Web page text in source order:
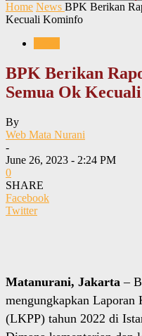
Home News BPK Berikan
Kecuali Kominfo
BPK Berikan
Semua Ok
By
Web Mata Nurani
-
June 26, 2023 - 2:24 PM
0
SHARE
Facebook
Twitter
Matanurani, Jakarta –
mengungkapkan Laporan
(LKPP) tahun 2022 di